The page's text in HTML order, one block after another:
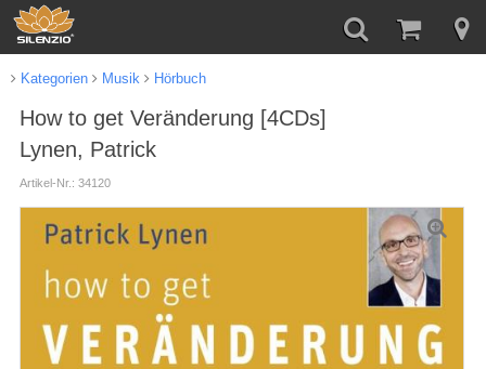
Kategorien Musik Hörbuch
How to get Veränderung [4CDs]
Lynen, Patrick
Artikel-Nr.: 34120